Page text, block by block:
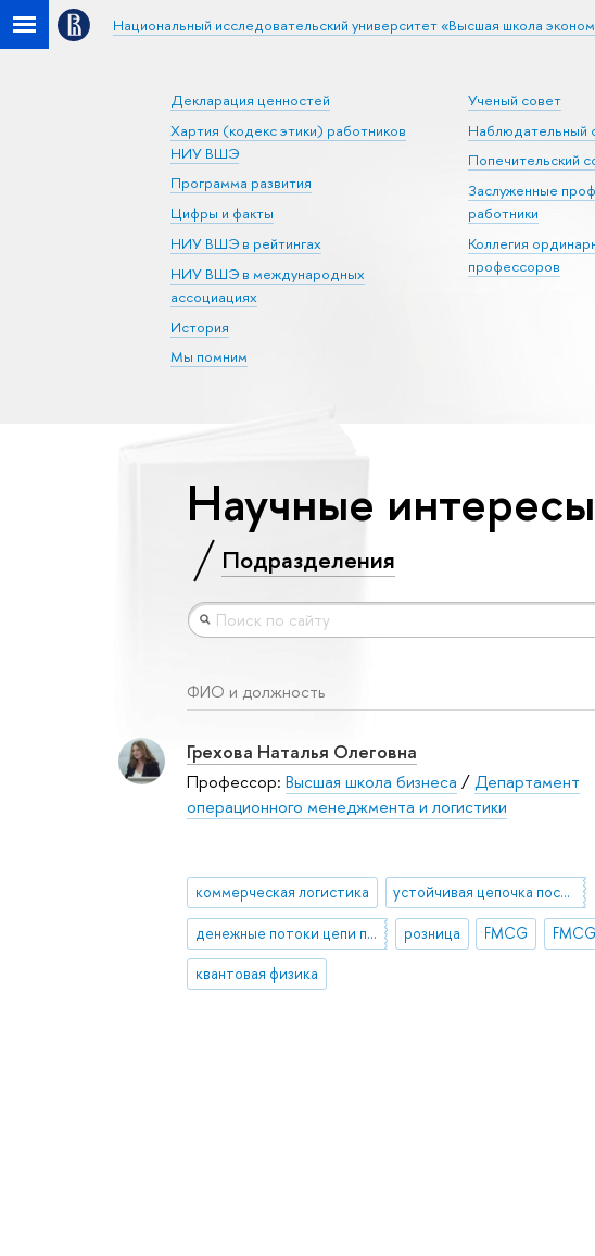
Национальный исследовательский университет «Высшая школа
Декларация ценностей
Хартия (кодекс этики) работников
НИУ ВШЭ
Программа развития
Цифры и факты
НИУ ВШЭ в рейтингах
НИУ ВШЭ в международных
ассоциациях
История
Мы помним
Ученый совет
Наблюдательный
Попечительский
Заслуженные
работники
Коллегия
профессоров
Научные
Подразделения
ФИО и должность
Грехова Наталья Олеговна
Профессор: Высшая школа бизнеса /Департамент
операционного менеджмента и логистики
коммерческая логистика устойчивая цепочка поставок
денежные потоки цепи поставок розница FMCG
квантовая физика